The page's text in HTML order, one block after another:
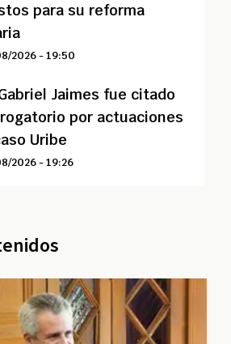
para su reforma
2026 - 19:50
Jaimes fue citado
por actuaciones
Uribe
2026 - 19:26